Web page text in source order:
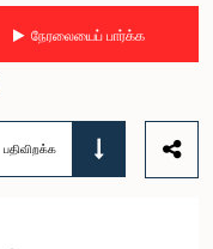
நேரலையைப் பார்க்க
பதிவிறக்க